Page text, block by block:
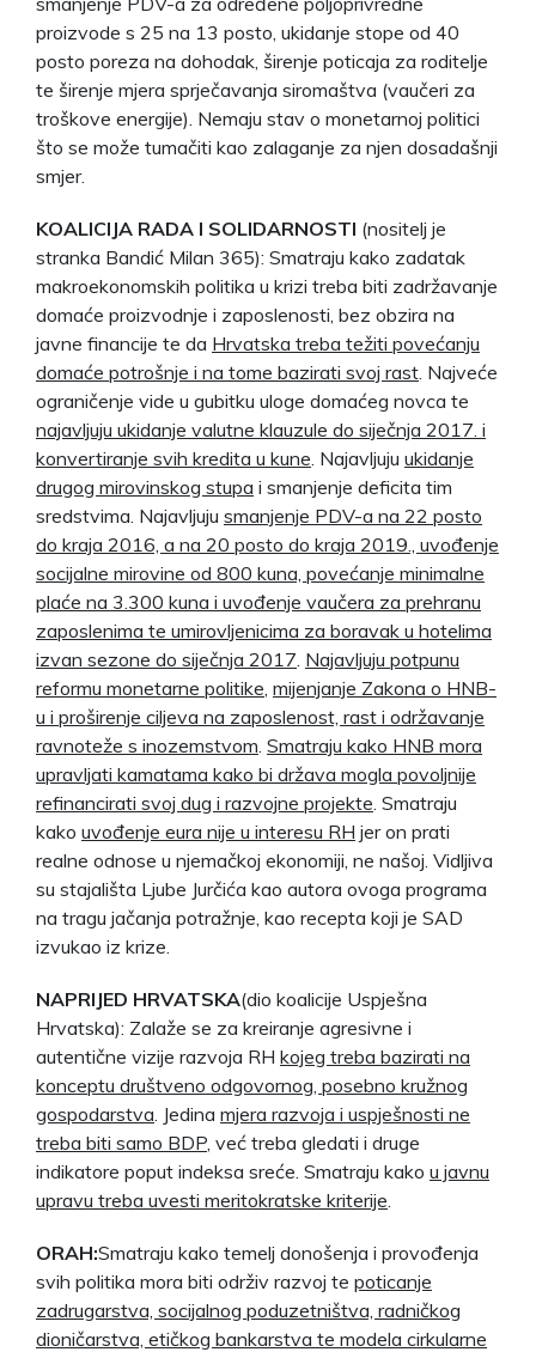
proizvode s 25 na 13 posto, ukidanje stope od 40
posto poreza na dohodak, širenje poticaja za roditelje
te širenje mjera sprječavanja siromaštva (vaučeri za
troškove energije). Nemaju stav o monetarnoj politici
što se može tumačiti kao zalaganje za njen dosadašnji
smjer.
KOALICIJA RADA I SOLIDARNOSTI (nositelj je
stranka Bandić Milan 365): Smatraju kako zadatak
makroekonomskih politika u krizi treba biti zadržavanje
domaće proizvodnje i zaposlenosti, bez obzira na
javne financije te da Hrvatska treba težiti povećanju
domaće potrošnje i na tome bazirati svoj rast . Najveće
ograničenje vide u gubitku uloge domaćeg novca te
najavljuju ukidanje valutne klauzule do siječnja 2017. i
konvertiranje svih kredita u kune . Najavljuju ukidanje
drugog mirovinskog stupa i smanjenje deficita tim
sredstvima. Najavljuju smanjenje PDV-a na 22 posto
do kraja 2016, a na 20 posto do kraja 2019., uvođenje
socijalne mirovine od 800 kuna, povećanje minimalne
plaće na 3.300 kuna i uvođenje vaučera za prehranu
zaposlenima te umirovljenicima za boravak u hotelima
izvan sezone do siječnja 2017 Najavljuju potpunu
reformu monetarne politike mijenjanje Zakona o HNB-
u i proširenje ciljeva na zaposlenost, rast i održavanje
ravnoteže s inozemstvom Smatraju kako HNB mora
upravljati kamatama kako bi država mogla povoljnije
refinancirati svoj dug i razvojne projekte . Smatraju
kako uvođenje eura nije u interesu RH jer on prati
realne odnose u njemačkoj ekonomiji, ne našoj. Vidljiva
su stajališta Ljube Jurčića kao autora ovoga programa
na tragu jačanja potražnje, kao recepta koji je SAD
izvukao iz krize.
NAPRIJED HRVATSKA(dio koalicije Uspješna
Hrvatska): Zalaže se za kreiranje agresivne i
autentične vizije razvoja RH kojeg treba bazirati na
konceptu društveno odgovornog, posebno kružnog
gospodarstva . Jedina mjera razvoja i uspješnosti ne
treba biti samo BDP , već treba gledati i druge
indikatore poput indeksa sreće. Smatraju kako u javnu
upravu treba uvesti meritokratske kriterije
ORAH:Smatraju kako temelj donošenja i provođenja
svih politika mora biti održiv razvoj te poticanje
zadrugarstva, socijalnog poduzetništva, radničkog
dioničarstva, etičkog bankarstva te modela cirkularne